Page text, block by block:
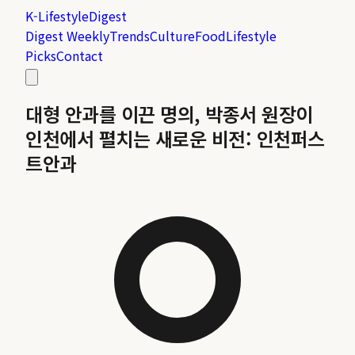
K-LifestyleDigest
Digest WeeklyTrendsCultureFoodLifestyle
PicksContact
대형 안과를 이끈 명의, 박종서 원장이
인천에서 펼치는 새로운 비전: 인천퍼스
트안과